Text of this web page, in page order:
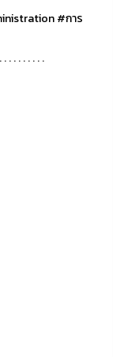
#การ
. . . . . . . . .